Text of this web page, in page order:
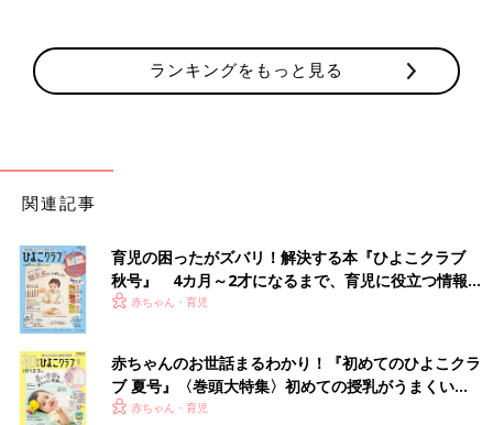
●園長先生のあいさつ
あらためて子どもたちに向けて、卒園の祝いの言葉が述べられま
保護者の中から役員などがあいさつをします。
在園児（年中組が中心）が卒園児においわいを述べます。歌や演
し物などの場合もあります。
●卒園児の言葉
卒園児が今までお世話になった先生方や在園児、保護者に向けて
あいさつをします。こちらも歌や演し物の場合があります。ここ
で歌った歌を聞くと、子どもが何歳になっても泣いてしまうとい
うエピソードも。
ランキングをもっと見る
関連記事
育児の困ったがズバリ！解決する本『ひよこクラブ
秋号』 4カ月～2才になるまで、育児に役立つ情報が
いっぱい！
赤ちゃん・育児
赤ちゃんのお世話まるわかり！『初めてのひよこクラ
ブ 夏号』〈巻頭大特集〉初めての授乳がうまくい
く！ おっぱい・ミルクの基本と夏のトラブル 解決テ
赤ちゃん・育児